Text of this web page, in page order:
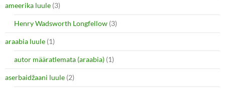
ameerika luule (3)
Henry Wadsworth Longfellow (3)
araabia luule (1)
autor määratlemata (araabia) (1)
aserbaidžaani luule (2)